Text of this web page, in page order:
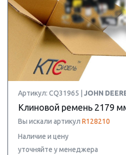
Артикул: CQ31965 | JOHN
Клиновой ремень 2179
Вы искали артикул R128210
Наличие и цену
уточняйте у менеджера